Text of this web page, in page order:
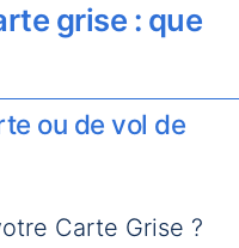
grise : que
ou de vol de
Carte Grise ?